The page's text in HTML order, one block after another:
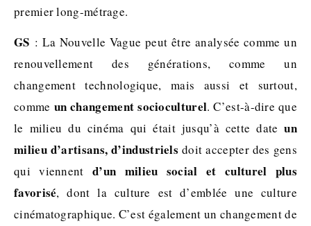
premier long-métrage.
GS : La Nouvelle Vague peut être analysée comme un
renouvellement des générations, comme un
changement technologique, mais aussi et surtout,
comme un changement socioculturel. C’est-à-dire que
le milieu du cinéma qui était jusqu’à cette date un
milieu d’artisans, d’industrielsdoit accepter des gens
qui viennent d’un milieu social et culturel plus
favorisé, dont la culture est d’emblée une culture
cinématographique. C’est également un changement de